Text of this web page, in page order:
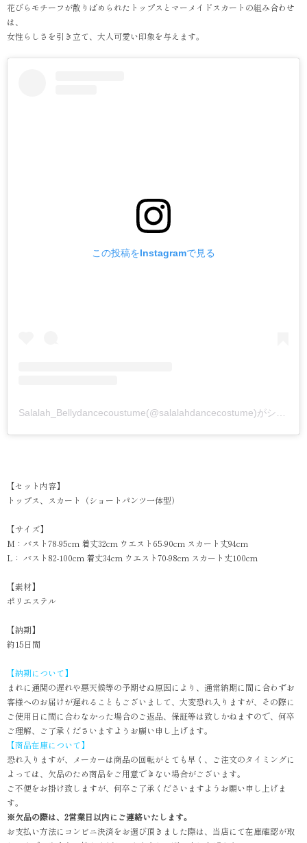
花びらモチーフが散りばめられたトップスとマーメイドスカートの組み合わせ
は、
女性らしさを引き立て、大人可愛い印象を与えます。
この投稿をInstagramで見る
Salalah_Bellydancecoustume(@salalahdancecostume)がシェアした投稿
【セット内容】
トップス、スカート（ショートパンツ一体型）
【サイズ】
M：バスト78-95cm 着丈32cm ウエスト65-90cm スカート丈94cm
L： バスト82-100cm 着丈34cm ウエスト70-98cm スカート丈100cm
【素材】
ポリエステル
【納期】
約15日間
【納期について】
まれに通関の遅れや悪天候等の予期せぬ原因により、通常納期に間に合わずお
客様へのお届けが遅れることもございまして、大変恐れ入りますが、その際に
ご使用日に間に合わなかった場合のご返品、保証等は致しかねますので、何卒
ご理解、ご了承くださいますようお願い申し上げます。
【商品在庫について】
恐れ入りますが、メーカーは商品の回転がとても早く、ご注文のタイミングに
よっては、欠品のため商品をご用意できない場合がございます。
ご不便をお掛け致しますが、何卒ご了承くださいますようお願い申し上げま
す。
※欠品の際は、2営業日以内にご連絡いたします。
お支払い方法にコンビニ決済をお選び頂きました際は、当店にて在庫確認が取